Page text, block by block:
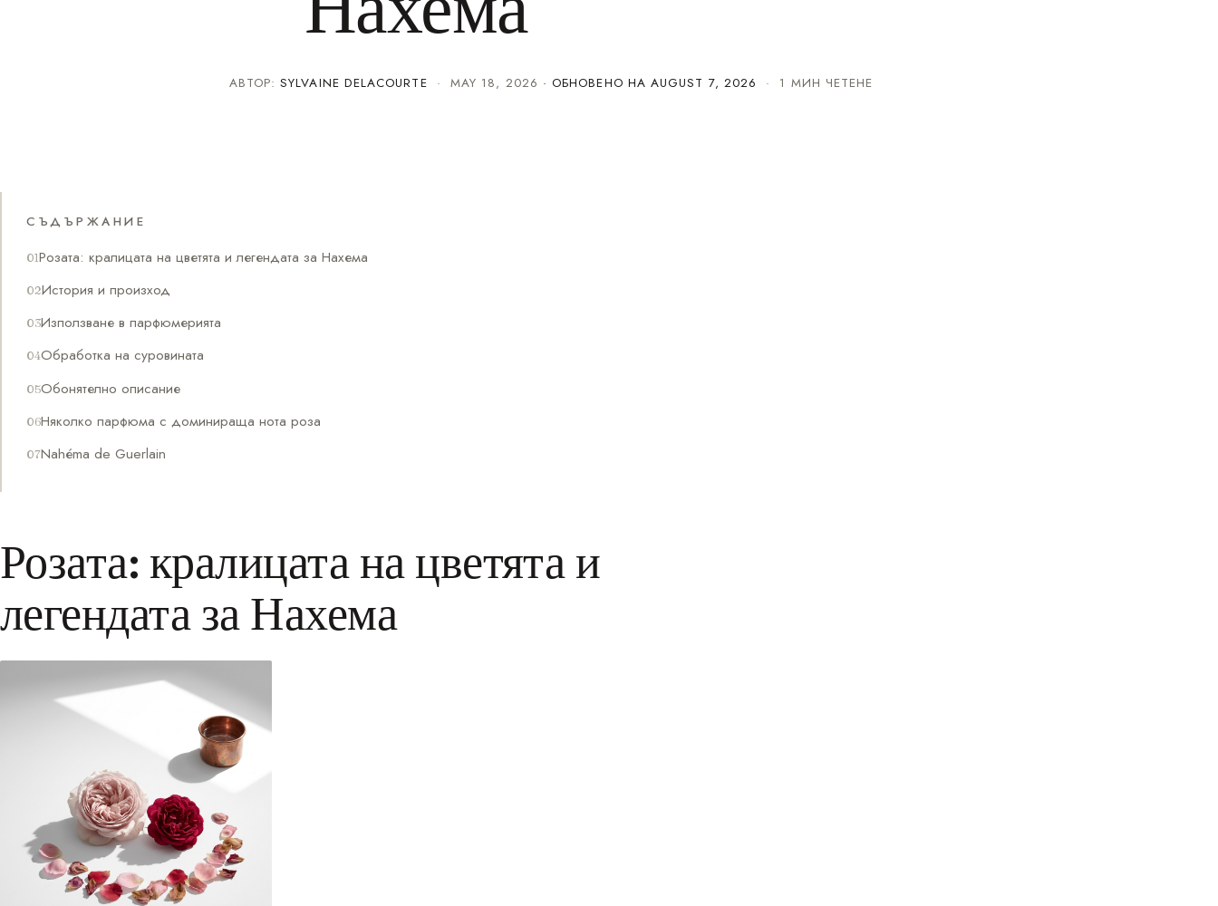
АВТОР:SYLVAINE DELACOURTE · MAY 18, 2026 · ОБНОВЕНО НАAUGUST 7, 2026 · 1 МИН ЧЕТЕНЕ
СЪДЪРЖАНИЕ
Розата: кралицата на цветята и легендата за Нахема
История и произход
Използване в парфюмерията
Обработка на суровината
Обонятелно описание
Няколко парфюма с доминираща нота роза
Nahéma de Guerlain
Розата: кралицата на цветята и
легендата за Нахема